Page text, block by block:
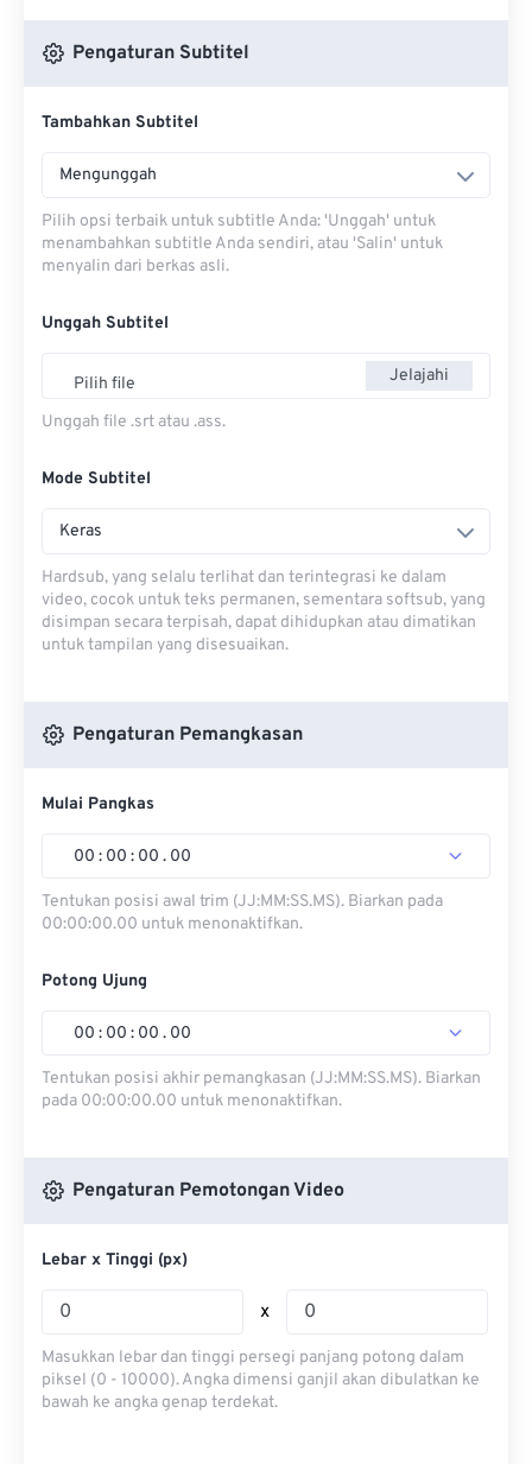
Pengaturan Subtitel
Tambahkan Subtitel
Mengunggah
Pilih opsi terbaik untuk subtitle Anda: 'Unggah' untuk
menambahkan subtitle Anda sendiri, atau 'Salin' untuk
menyalin dari berkas asli.
Unggah Subtitel
Pilih file Jelajahi
Unggah file .srt atau .ass.
Mode Subtitel
Keras
Hardsub, yang selalu terlihat dan terintegrasi ke dalam
video, cocok untuk teks permanen, sementara softsub, yang
disimpan secara terpisah, dapat dihidupkan atau dimatikan
untuk tampilan yang disesuaikan.
Pengaturan Pemangkasan
Mulai Pangkas
00 : 00 : 00 . 00
Tentukan posisi awal trim (JJ:MM:SS.MS). Biarkan pada
00:00:00.00 untuk menonaktifkan.
Potong Ujung
00 : 00 : 00 . 00
Tentukan posisi akhir pemangkasan (JJ:MM:SS.MS). Biarkan
pada 00:00:00.00 untuk menonaktifkan.
Pengaturan Pemotongan Video
Lebar x Tinggi (px)
x
Masukkan lebar dan tinggi persegi panjang potong dalam
piksel (0 - 10000). Angka dimensi ganjil akan dibulatkan ke
bawah ke angka genap terdekat.